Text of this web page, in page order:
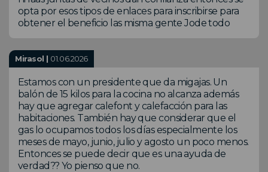
opta por esos tipos de enlaces para inscribirse para
obtener el beneficio las misma gente Jode todo
Mirasol | 01.06.2026
Estamos con un presidente que da migajas. Un
balón de 15 kilos para la cocina no alcanza además
hay que agregar calefont y calefacción para las
habitaciones. También hay que considerar que el
gas lo ocupamos todos los días especialmente los
meses de mayo, junio, julio y agosto un poco menos.
Entonces se puede decir que es una ayuda de
verdad?? Yo pienso que no.